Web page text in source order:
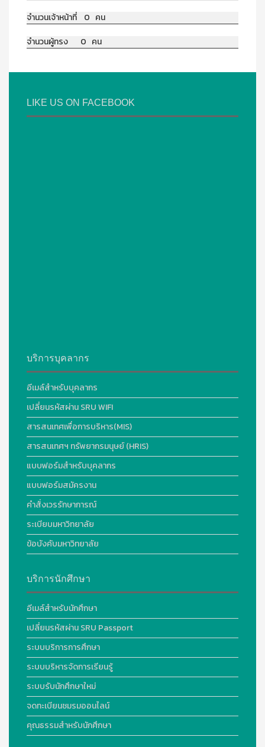
จำนวนเจ้าหน้าที่ 0 คน
จำนวนผู้ทรง 0 คน
LIKE US ON FACEBOOK
บริการบุคลากร
อีเมล์สำหรับบุคลากร
เปลี่ยนรหัสผ่าน SRU WIFI
สารสนเทศเพื่อการบริหาร(MIS)
สารสนเทศฯ ทรัพยากรมนุษย์ (HRIS)
แบบฟอร์มสำหรับบุคลากร
แบบฟอร์มสมัครงาน
คำสั่งเวรรักษาการณ์
ระเบียบมหาวิทยาลัย
ข้อบังคับมหาวิทยาลัย
บริการนักศึกษา
อีเมล์สำหรับนักศึกษา
เปลี่ยนรหัสผ่าน SRU Passport
ระบบบริการการศึกษา
ระบบบริหารจัดการเรียนรู้
ระบบรับนักศึกษาใหม่
จดทะเบียนชมรมออนไลน์
คุณธรรมสำหรับนักศึกษา